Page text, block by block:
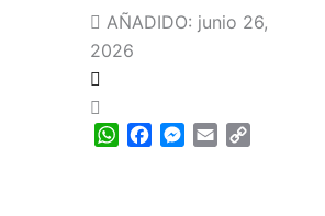
AÑADIDO: junio 26,
2026
WhatsApp
Facebook
Messenger
Email